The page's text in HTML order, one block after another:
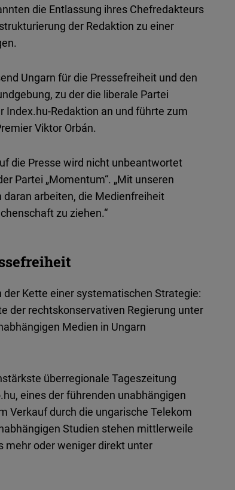
die Entlassung ihres Chefredakteurs
der Redaktion zu einer
Ungarn für die Pressefreiheit und den
zu der die liberale Partei
Index.hu-Redaktion an und führte zum
Viktor Orbán.
die Presse wird nicht unbeantwortet
Partei „Momentum“. „Mit unseren
arbeiten, die Medienfreiheit
zu ziehen.“
Kette einer systematischen Strategie:
der rechtskonservativen Regierung unter
Medien in Ungarn
überregionale Tageszeitung
eines der führenden unabhängigen
Verkauf durch die ungarische Telekom
Studien stehen mittlerweile
mehr oder weniger direkt unter